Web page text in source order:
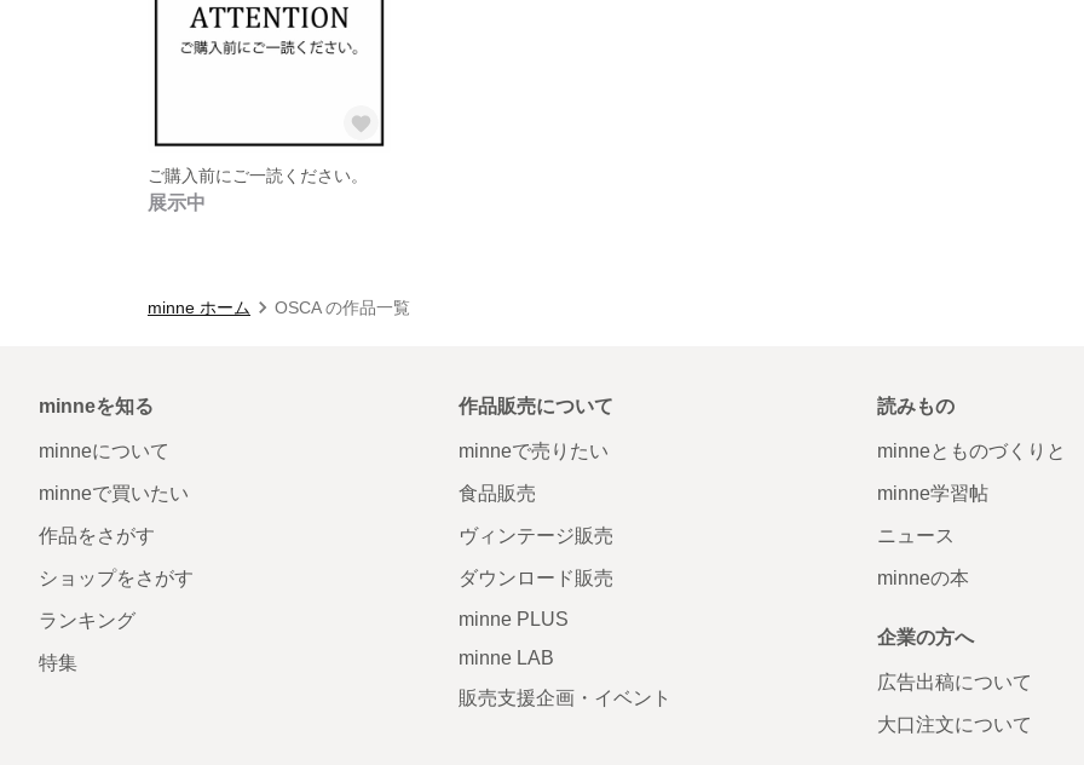
ご購入前にご一読ください。
展示中
minne ホーム OSCA の作品一覧
minneを知る
minneについて
minneで買いたい
作品をさがす
ショップをさがす
ランキング
特集
作品販売について
minneで売りたい
食品販売
ヴィンテージ販売
ダウンロード販売
minne PLUS
minne LAB
販売支援企画・イベント
読みもの
minneとものづくりと
minne学習帖
ニュース
minneの本
企業の方へ
広告出稿について
大口注文について